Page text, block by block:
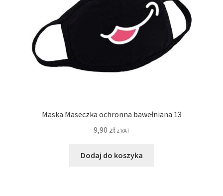
Maska Maseczka ochronna bawełniana 13
9,90 zł z VAT
Dodaj do koszyka